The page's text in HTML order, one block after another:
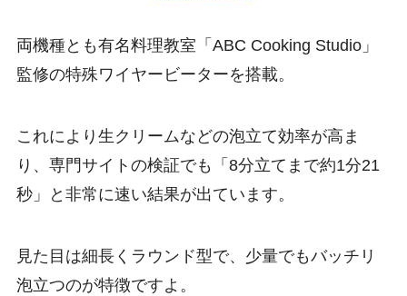
両機種とも有名料理教室「ABC Cooking Studio」
監修の特殊ワイヤービーターを搭載。
これにより生クリームなどの泡立て効率が高ま
り、専門サイトの検証でも「8分立てまで約1分21
秒」と非常に速い結果が出ています。
見た目は細長くラウンド型で、少量でもバッチリ
泡立つのが特徴ですよ。